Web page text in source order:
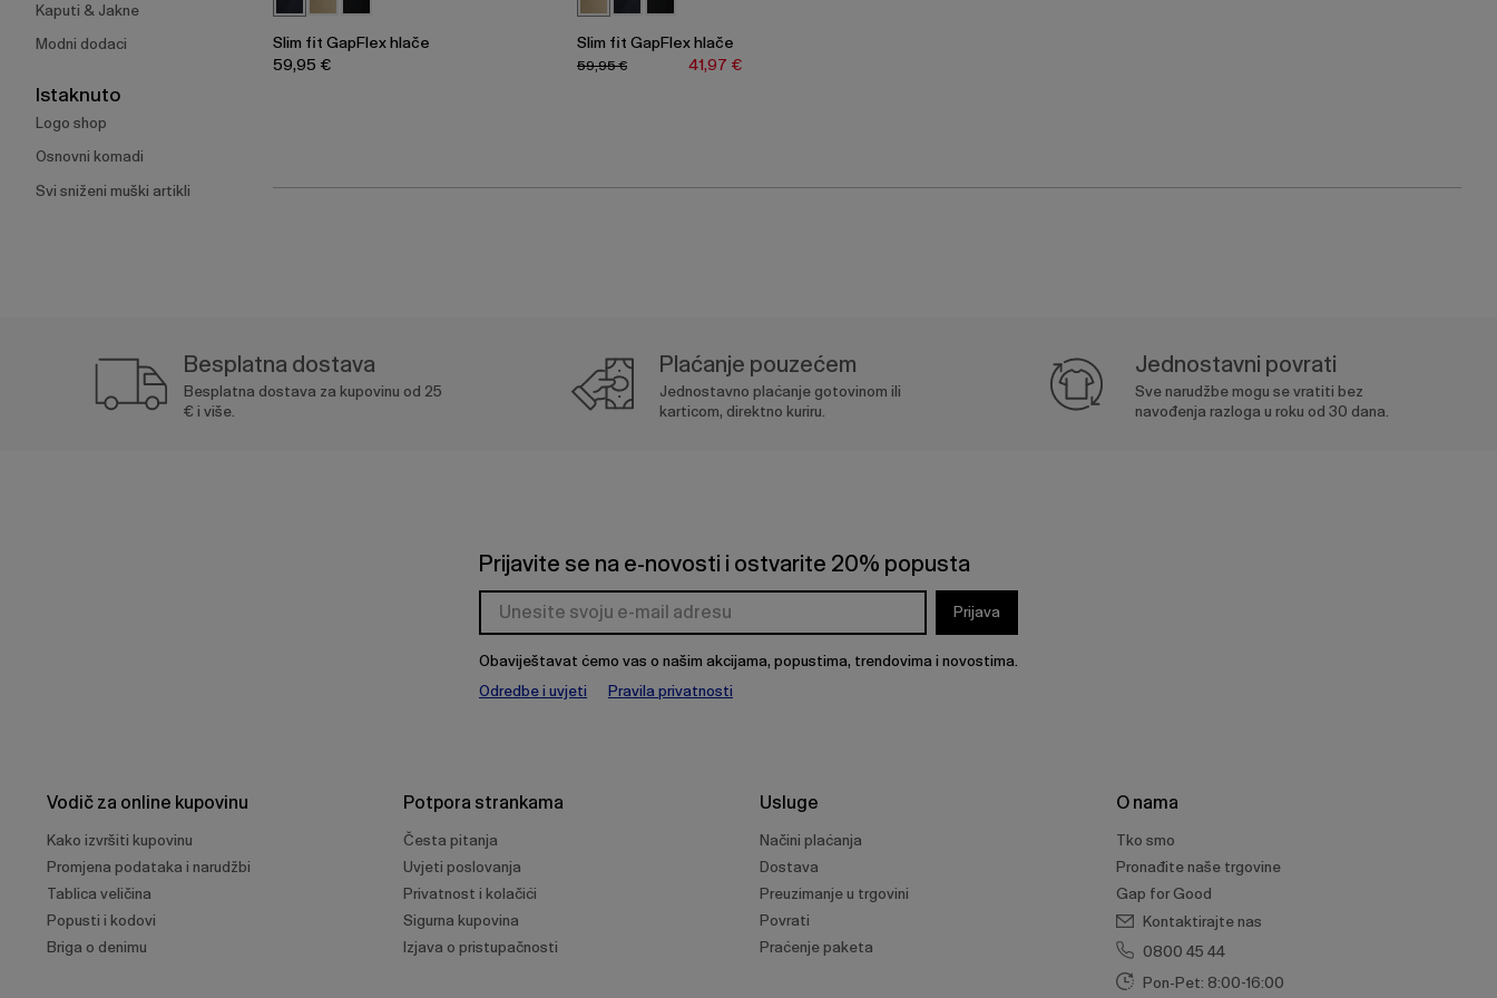
Kaputi & Jakne
Modni dodaci
Istaknuto
Logo shop
Osnovni komadi
Svi sniženi muški artikli
Slim fit GapFlex hlače
59,95 €
Slim fit GapFlex hlače
41,97 €
59,95 €
Besplatna dostava
Besplatna dostava za kupovinu od 25
€ i više.
Plaćanje pouzećem
Jednostavno plaćanje gotovinom ili
karticom, direktno kuriru.
Jednostavni povrati
Sve narudžbe mogu se vratiti bez
navođenja razloga u roku od 30 dana.
Prijavite se na e-novosti i ostvarite 20% popusta
Prijava
Obaviještavat ćemo vas o našim akcijama, popustima, trendovima i novostima.
Odredbe i uvjeti
Pravila privatnosti
Vodič za online kupovinu
Kako izvršiti kupovinu
Promjena podataka i narudžbi
Tablica veličina
Popusti i kodovi
Briga o denimu
Potpora strankama
Česta pitanja
Uvjeti poslovanja
Privatnost i kolačići
Sigurna kupovina
Izjava o pristupačnosti
Usluge
Načini plaćanja
Dostava
Preuzimanje u trgovini
Povrati
Praćenje paketa
O nama
Tko smo
Pronađite naše trgovine
Gap for Good
Kontaktirajte nas
0800 45 44
Pon-Pet: 8:00-16:00